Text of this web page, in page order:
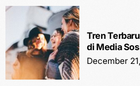
Tren
di Media
December